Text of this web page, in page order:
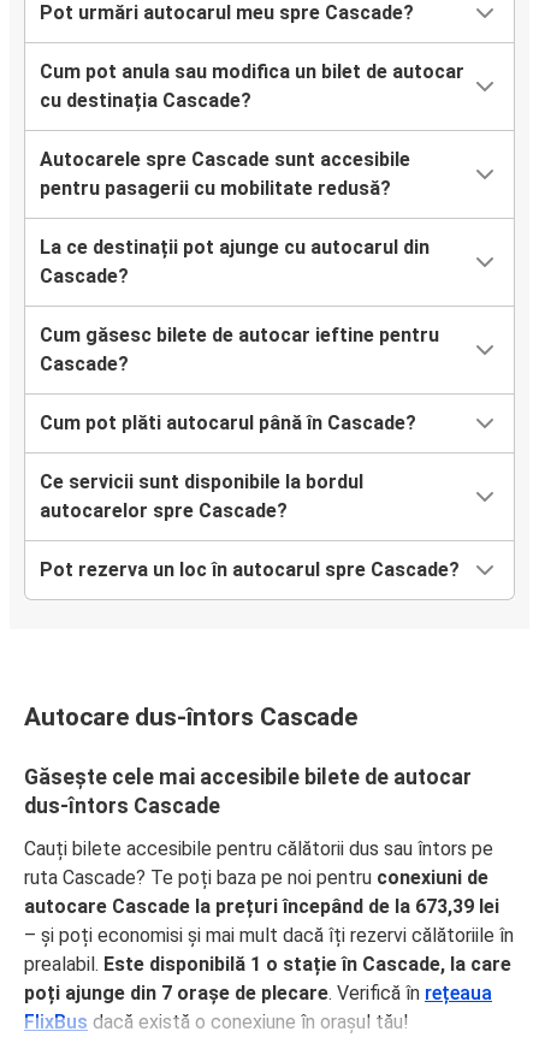
Pot urmări autocarul meu spre Cascade?
Cum pot anula sau modifica un bilet de autocar
cu destinația Cascade?
Autocarele spre Cascade sunt accesibile
pentru pasagerii cu mobilitate redusă?
La ce destinații pot ajunge cu autocarul din
Cascade?
Cum găsesc bilete de autocar ieftine pentru
Cascade?
Cum pot plăti autocarul până în Cascade?
Ce servicii sunt disponibile la bordul
autocarelor spre Cascade?
Pot rezerva un loc în autocarul spre Cascade?
Autocare dus-întors Cascade
Găsește cele mai accesibile bilete de autocar
dus-întors Cascade
Cauți bilete accesibile pentru călătorii dus sau întors pe
ruta Cascade? Te poți baza pe noi pentru conexiuni de
autocare Cascade la prețuri începând de la 673,39 lei
– și poți economisi și mai mult dacă îți rezervi călătoriile în
prealabil. Este disponibilă 1 o stație în Cascade, la care
poți ajunge din 7 orașe de plecare. Verifică în rețeaua
FlixBus dacă există o conexiune în orașul tău!